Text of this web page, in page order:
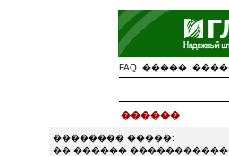
FAQ �����
������
�������� �����:
�� ������